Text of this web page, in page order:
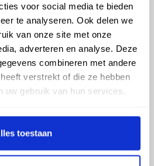
voor social media te bieden
te analyseren. Ook delen we
van onze site met onze
adverteren en analyse. Deze
combineren met andere
verstrekt of die ze hebben
uw gebruik van hun services.
toestaan
EN HULP
Klantenservice
met eigen transport